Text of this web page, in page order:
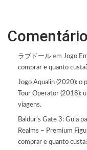
ラブドール em Jogo
comprar e quanto
Jogo Aqualin (2020): o
Tour Operator (2018):
viagens.
Baldur's Gate 3: Guia
Realms – Premium
comprar e quanto